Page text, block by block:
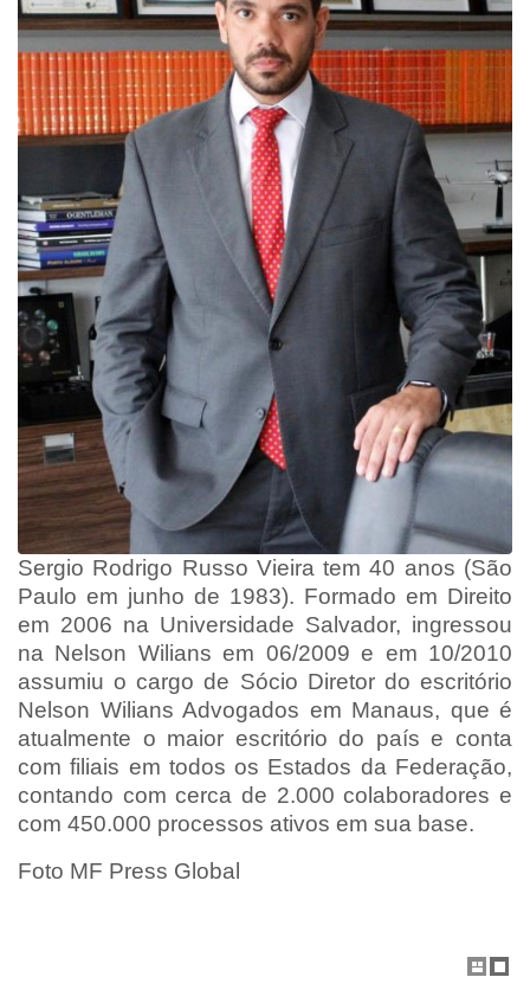
Sergio Rodrigo Russo Vieira tem 40 anos (São
Paulo em junho de 1983). Formado em Direito
em 2006 na Universidade Salvador, ingressou
na Nelson Wilians em 06/2009 e em 10/2010
assumiu o cargo de Sócio Diretor do escritório
Nelson Wilians Advogados em Manaus, que é
atualmente o maior escritório do país e conta
com filiais em todos os Estados da Federação,
contando com cerca de 2.000 colaboradores e
com 450.000 processos ativos em sua base.
Foto MF Press Global